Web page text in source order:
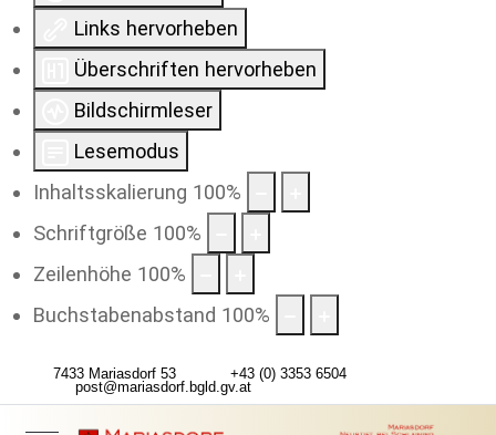
Links hervorheben
Überschriften hervorheben
Bildschirmleser
Lesemodus
Inhaltsskalierung 100%
Schriftgröße 100%
Zeilenhöhe 100%
Buchstabenabstand 100%
7433 Mariasdorf 53
+43 (0) 3353 6504
post@mariasdorf.bgld.gv.at